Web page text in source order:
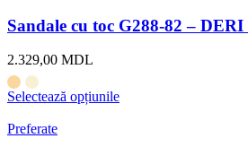
Sandale cu toc G288-82 –
2.329,00 MDL
Selectează opțiunile
Preferate